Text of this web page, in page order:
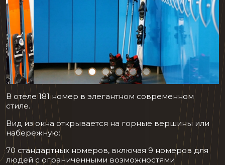
В отеле 181 номер в элегантном современном
стиле.
Вид из окна открывается на горные вершины или
набережную:
70 стандартных номеров, включая 9 номеров для
людей с ограниченными возможностями